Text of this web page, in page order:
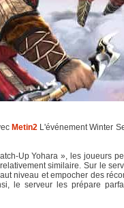
Metin2L'événement Winter
Up Yohara », les joueurs
similaire. Sur le
niveau et empocher des
le serveur les prépare